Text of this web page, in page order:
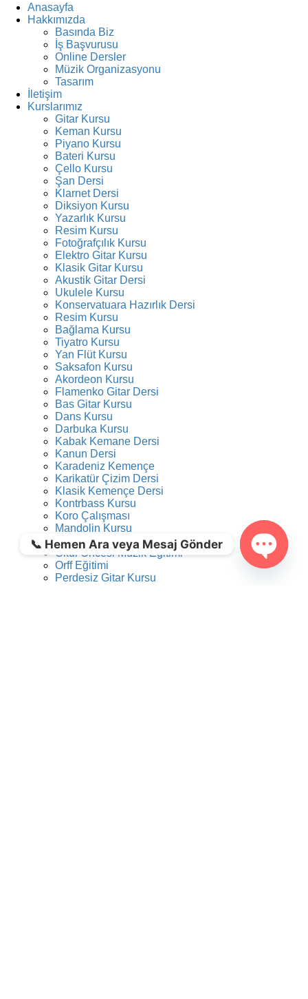
Anasayfa
Hakkımızda
Basında Biz
İş Başvurusu
Online Dersler
Müzik Organizasyonu
Tasarım
İletişim
Kurslarımız
Gitar Kursu
Keman Kursu
Piyano Kursu
Bateri Kursu
Çello Kursu
Şan Dersi
Klarnet Dersi
Diksiyon Kursu
Yazarlık Kursu
Resim Kursu
Fotoğrafçılık Kursu
Elektro Gitar Kursu
Klasik Gitar Kursu
Akustik Gitar Dersi
Ukulele Kursu
Konservatuara Hazırlık Dersi
Resim Kursu
Bağlama Kursu
Tiyatro Kursu
Yan Flüt Kursu
Saksafon Kursu
Akordeon Kursu
Flamenko Gitar Dersi
Bas Gitar Kursu
Dans Kursu
Darbuka Kursu
Kabak Kemane Dersi
Kanun Dersi
Karadeniz Kemençe
Karikatür Çizim Dersi
Klasik Kemençe Dersi
Kontrbass Kursu
Koro Çalışması
Mandolin Kursu
Ney Dersi
Okul Öncesi Müzik Eğitimi
Orff Eğitimi
Perdesiz Gitar Kursu
📞 Hemen Ara veya Mesaj Gönder